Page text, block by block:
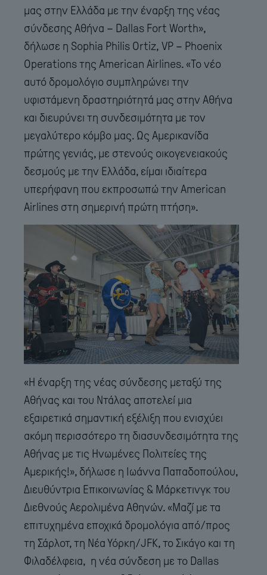
μας στην Ελλάδα με την έναρξη της νέας
σύνδεσης Αθήνα – Dallas Fort Worth»,
δήλωσε η Sophia Philis Ortiz, VP – Phoenix
Operations της American Airlines. «Το νέο
αυτό δρομολόγιο συμπληρώνει την
υφιστάμενη δραστηριότητά μας στην Αθήνα
και διευρύνει τη συνδεσιμότητα με τον
μεγαλύτερο κόμβο μας. Ως Αμερικανίδα
πρώτης γενιάς, με στενούς οικογενειακούς
δεσμούς με την Ελλάδα, είμαι ιδιαίτερα
υπερήφανη που εκπροσωπώ την American
Airlines στη σημερινή πρώτη πτήση».
«Η έναρξη της νέας σύνδεσης μεταξύ της
Αθήνας και του Ντάλας αποτελεί μια
εξαιρετικά σημαντική εξέλιξη που ενισχύει
ακόμη περισσότερο τη διασυνδεσιμότητα της
Αθήνας με τις Ηνωμένες Πολιτείες της
Αμερικής!», δήλωσε η Ιωάννα Παπαδοπούλου,
Διευθύντρια Επικοινωνίας & Μάρκετινγκ του
Διεθνούς Αερολιμένα Αθηνών. «Μαζί με τα
επιτυχημένα εποχικά δρομολόγια από/προς
τη Σάρλοτ, τη Νέα Υόρκη/JFK, το Σικάγο και τη
Φιλαδέλφεια, η νέα σύνδεση με το Dallas